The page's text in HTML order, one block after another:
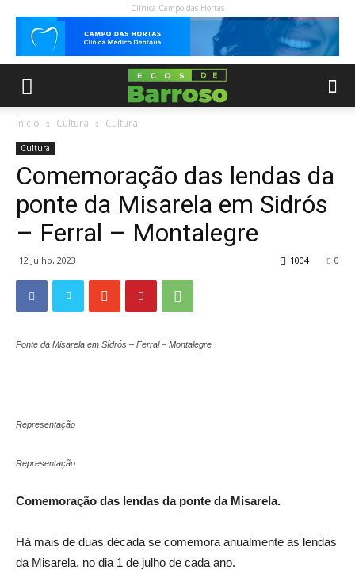
Clínica Campo das Hortas
Inicio Cultura Cultura
Cultura
Comemoração das lendas da
ponte da Misarela em Sidrós
– Ferral – Montalegre
12 Julho, 2023 0
1004
Ponte da Misarela em Sídrós – Ferral – Montalegre
Representação
Representação
Comemoração das lendas da ponte da Misarela.
Há mais de duas década se comemora anualmente as lendas
da Misarela, no dia 1 de julho de cada ano.